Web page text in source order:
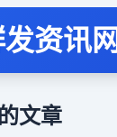
资讯网
文章